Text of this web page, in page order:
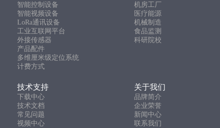
智能控制设备
机房工厂
智能视频设备
医疗能源
LoRa通讯设备
机械制造
工业互联网平台
食品监测
外接传感器
科研院校
产品配件
多维厘米级定位系统
计费方式
技术支持 关于我们
下载中心
品牌简介
技术文档
企业荣誉
常见问题
新闻中心
视频中心
联系我们